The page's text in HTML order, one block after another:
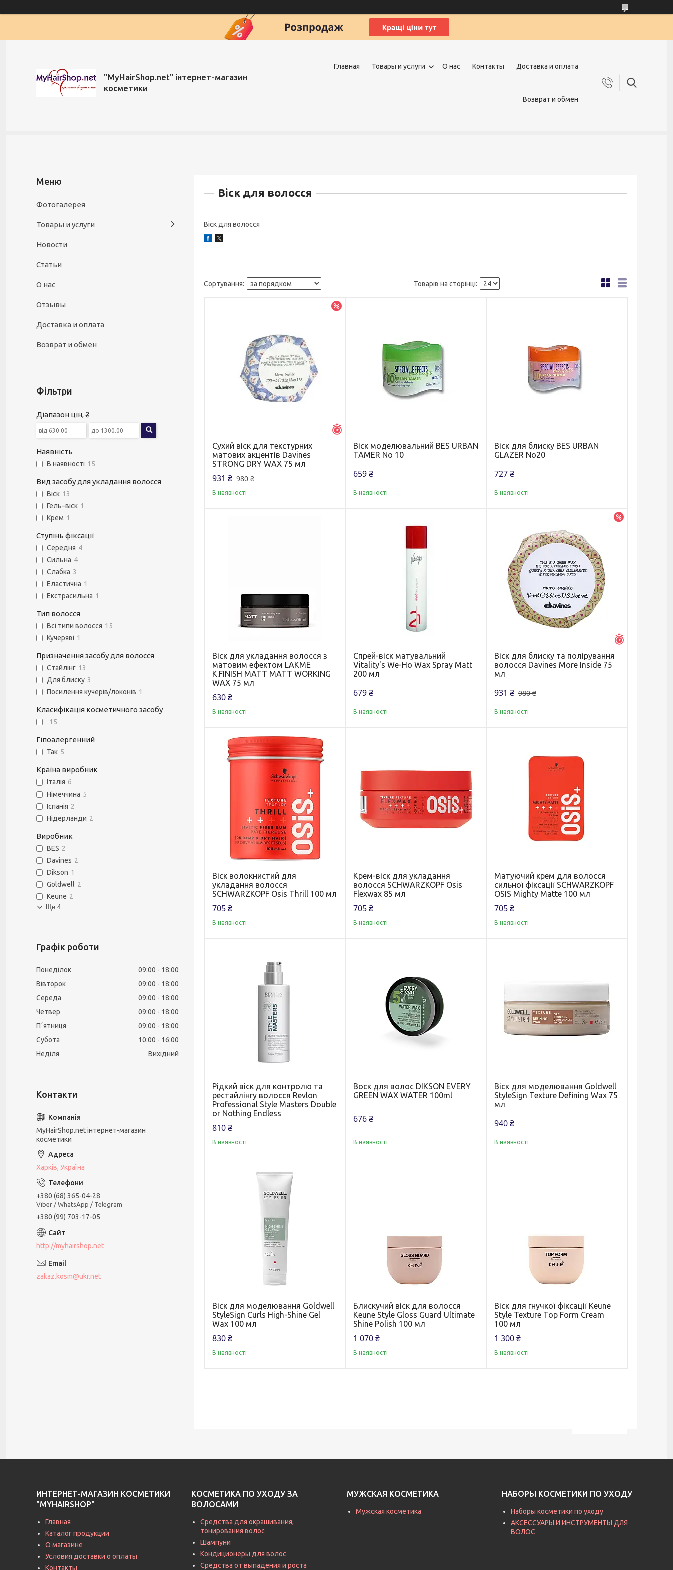
"MyHairShop.net" інтернет-магазин
косметики
Главная Товары и услуги О нас Контакты Доставка и оплата
Возврат и обмен
Віск для волосся
Віск для волосся
Сухий віск для текстурних
матових акцентів Davines
STRONG DRY WAX 75 мл
931 ₴ 980 ₴
В наявності
Віск моделювальний BES URBAN
TAMER No 10
659 ₴
В наявності
Віск для блиску BES URBAN
GLAZER No20
727 ₴
В наявності
Віск для укладання волосся з
матовим ефектом LAKME
K.FINISH MATT MATT WORKING
WAX 75 мл
630 ₴
В наявності
Спрей-віск матувальний
Vitality's We-Ho Wax Spray Matt
200 мл
679 ₴
В наявності
Віск для блиску та полірування
волосся Davines More Inside 75
мл
931 ₴ 980 ₴
В наявності
Віск волокнистий для
укладання волосся
SCHWARZKOPF Osis Thrill 100 мл
705 ₴
В наявності
Крем-віск для укладання
волосся SCHWARZKOPF Osis
Flexwax 85 мл
705 ₴
В наявності
Матуючий крем для волосся
сильної фіксації SCHWARZKOPF
OSIS Mighty Matte 100 мл
705 ₴
В наявності
Рідкий віск для контролю та
рестайлінгу волосся Revlon
Professional Style Masters Double
or Nothing Endless
810 ₴
В наявності
Воск для волос DIKSON EVERY
GREEN WAX WATER 100ml
676 ₴
В наявності
Віск для моделювання Goldwell
StyleSign Texture Defining Wax 75
мл
940 ₴
В наявності
Віск для моделювання Goldwell
StyleSign Curls High-Shine Gel
Wax 100 мл
830 ₴
В наявності
Блискучий віск для волосся
Keune Style Gloss Guard Ultimate
Shine Polish 100 мл
1 070 ₴
В наявності
Віск для гнучкої фіксації Keune
Style Texture Top Form Cream
100 мл
1 300 ₴
В наявності
Фотогалерея
Товары и услуги
Новости
Статьи
О нас
Отзывы
Доставка и оплата
Возврат и обмен
Фільтри
Діапазон цін, ₴
Наявність
В наявності 15
Вид засобу для укладання волосся
Віск 13
Гель–віск 1
Крем 1
Ступінь фіксації
Середня 4
Сильна 4
Слабка 3
Еластична 1
Екстрасильна 1
Тип волосся
Всі типи волосся 15
Кучеряві 1
Призначення засобу для волосся
Стайлінг 13
Для блиску 3
Посилення кучерів/локонів 1
Класифікація косметичного засобу
15
Гіпоалергенний
Так 5
Країна виробник
Італія 6
Німеччина 5
Іспанія 2
Нідерланди 2
Виробник
BES 2
Davines 2
Dikson 1
Goldwell 2
Keune 2
Ще 4
Графік роботи
Понеділок 09:00
18:00
Вівторок
09:00
18:00
Середа
09:00
18:00
Четвер
09:00
18:00
Пʼятниця
09:00
18:00
Субота
10:00
16:00
Неділя
Вихідний
MyHairShop.net інтернет-магазин
косметики
Харків, Україна
+380 (68) 365-04-28
Viber / WhatsApp / Telegram
+380 (99) 703-17-05
http://myhairshop.net
zakaz.kosm@ukr.net
ИНТЕРНЕТ-МАГАЗИН КОСМЕТИКИ
"MYHAIRSHOP"
Главная
Каталог продукции
О магазине
Условия доставки о оплаты
Контакты
КОСМЕТИКА ПО УХОДУ ЗА
ВОЛОСАМИ
Средства для окрашивания,
тонирования волос
Шампуни
Кондиционеры для волос
Средства от выпадения и роста
МУЖСКАЯ КОСМЕТИКА
Мужская косметика
НАБОРЫ КОСМЕТИКИ ПО УХОДУ
Наборы косметики по уходу
АКСЕССУАРЫ И ИНСТРУМЕНТЫ ДЛЯ
ВОЛОС